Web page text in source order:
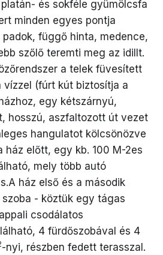
és sokféle gyümölcsfa
minden egyes pontja
függő hinta, medence,
szőlő teremti meg az idillt.
a telek füvesített
vízzel (fúrt kút biztosítja a
egy kétszárnyú,
hosszú, aszfaltozott út vezet
hangulatot kölcsönözve
ház előtt, egy kb. 100 M-2es
mely több autó
ház első és a második
- köztük egy tágas
csodálatos
4 fürdőszobával és 4
-nyi, részben fedett terasszal.